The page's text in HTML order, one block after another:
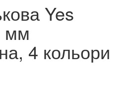
Yes
мм
4 кольори